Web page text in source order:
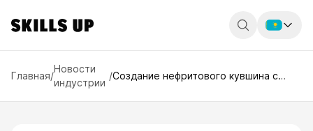
Главная/
Новости
индустрии
/Создание нефритового кувшина с